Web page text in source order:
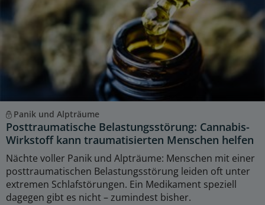
Panik und Alpträume
Posttraumatische Belastungsstörung: Cannabis-
Wirkstoff kann traumatisierten Menschen helfen
Nächte voller Panik und Alpträume: Menschen mit einer
posttraumatischen Belastungsstörung leiden oft unter
extremen Schlafstörungen. Ein Medikament speziell
dagegen gibt es nicht – zumindest bisher.